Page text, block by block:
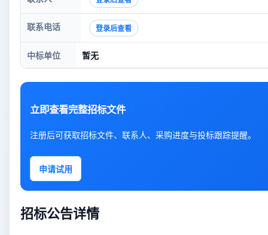
联系电话 登录后查看
中标单位 暂无
立即查看完整招标文件
注册后可获取招标文件、联系人、采购进度与投标跟踪提醒。
申请试用
招标公告详情